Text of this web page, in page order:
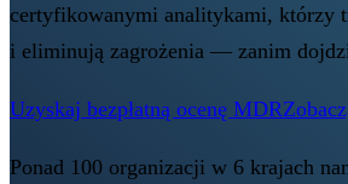
certyfikowanymi analitykami, którzy
i eliminują zagrożenia — zanim
Uzyskaj bezpłatną ocenę MDR
Ponad 100 organizacji w 6 krajach